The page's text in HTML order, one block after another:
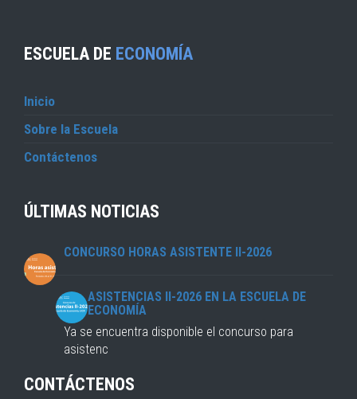
ESCUELA DE ECONOMÍA
Inicio
Sobre la Escuela
Contáctenos
ÚLTIMAS NOTICIAS
CONCURSO HORAS ASISTENTE II-2026
ASISTENCIAS II-2026 EN LA ESCUELA DE
ECONOMÍA
Ya se encuentra disponible el concurso para
asistenc
CONTÁCTENOS